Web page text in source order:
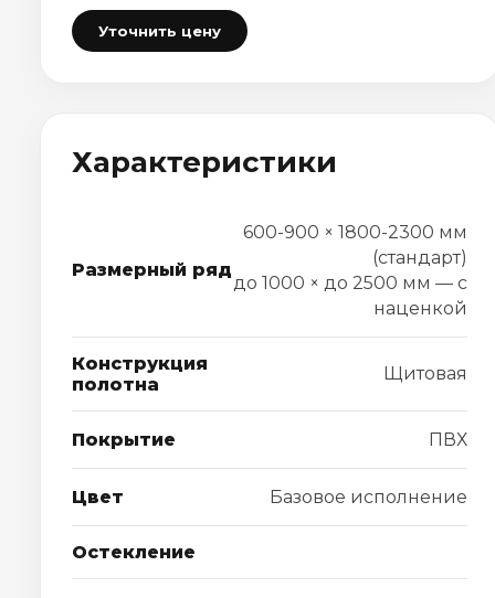
Уточнить цену
Характеристики
Размерный ряд
600-900 × 1800-2300 мм
(стандарт)
до 1000 × до 2500 мм — с
наценкой
Конструкция
полотна
Щитовая
Покрытие ПВХ
Цвет Базовое исполнение
Остекление